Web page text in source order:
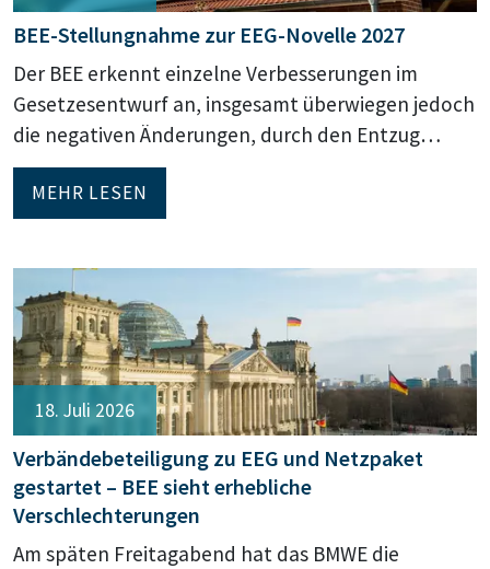
BEE-Stellungnahme zur EEG-Novelle 2027
Der BEE erkennt einzelne Verbesserungen im
Gesetzesentwurf an, insgesamt überwiegen jedoch
die negativen Änderungen, durch den Entzug…
MEHR LESEN
18. Juli 2026
Verbändebeteiligung zu EEG und Netzpaket
gestartet – BEE sieht erhebliche
Verschlechterungen
Am späten Freitagabend hat das BMWE die